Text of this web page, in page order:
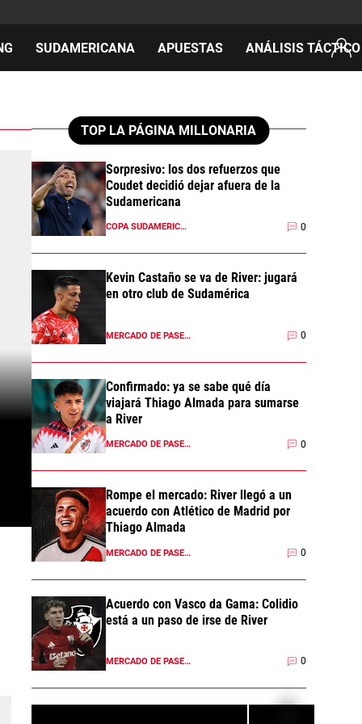
SUDAMERICANA APUESTAS ANÁLISIS TÁCTICO
día
TOP LA PÁGINA MILLONARIA
Sorpresivo: los dos refuerzos que
Coudet decidió dejar afuera de la
Sudamericana
COPA SUDAMERICANA 2026 0
Kevin Castaño se va de River: jugará
en otro club de Sudamérica
MERCADO DE PASES 2026 0
Confirmado: ya se sabe qué día
viajará Thiago Almada para sumarse
a River
MERCADO DE PASES 2026 0
Rompe el mercado: River llegó a un
acuerdo con Atlético de Madrid por
Thiago Almada
MERCADO DE PASES 2026 0
Acuerdo con Vasco da Gama: Colidio
está a un paso de irse de River
MERCADO DE PASES 2026 0